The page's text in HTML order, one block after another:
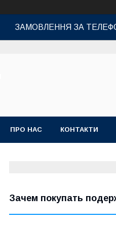
ЗАМОВЛЕННЯ ЗА
ПРО НАС КОНТАКТИ
Зачем покупать